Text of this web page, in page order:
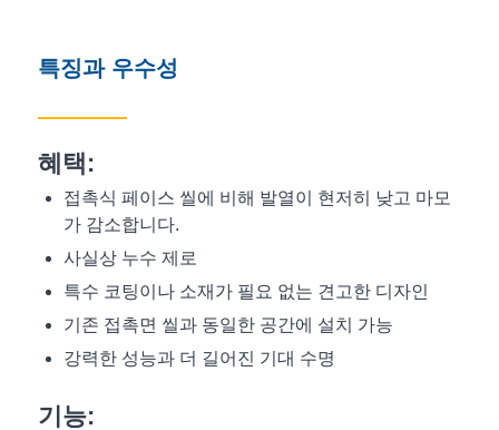
특징과 우수성
혜택:
접촉식 페이스 씰에 비해 발열이 현저히 낮고 마모
가 감소합니다.
사실상 누수 제로
특수 코팅이나 소재가 필요 없는 견고한 디자인
기존 접촉면 씰과 동일한 공간에 설치 가능
강력한 성능과 더 길어진 기대 수명
기능: